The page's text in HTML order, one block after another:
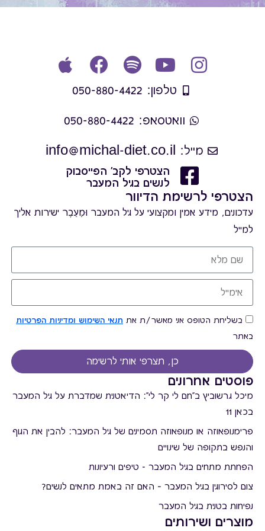
טלפון: 050-880-4422
וואטסאפ: 050-880-4422
מייל: info@michal-diet.co.il
הצטרפי לקב' הפייסבוק
לנשים בגיל המעבר
פוסטים אחרונים
מיכל גרשוביץ ב"חם לי קר לי": הדיאטנית שמדברת על גיל המעבר
בכאן 11
פרימנופאוזה או מנופאוזה תסמינים של גיל המעבר: להבין את הגוף
והנפש בתקופה של שינויים
הפחתת מתחים בגיל המעבר - טיפים ורעיונות
צום לסירוגין בגיל המעבר – האם זה באמת מתאים לנשים?
נפיחות בטנית בגיל המעבר
מוצרים ושירותים
הצטרפי לרשימת הדיוור
עדכונים, מידע אמין ומקצועי על גיל המעבר וּמֵעֵבֶר ישירות אליך
למייל
בשליחת הטופס אני מאשר/ת את תנאי השימוש ומדיניות הפרטיות
באתר
כן, תצרפי אותי לרשימה